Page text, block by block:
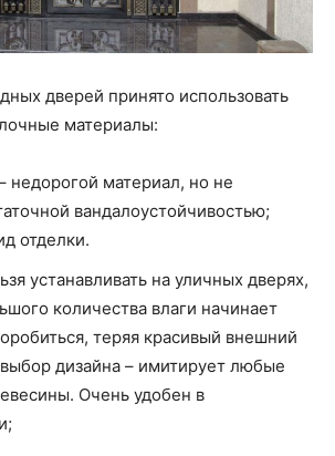
дверей принято использовать
материалы:
недорогой материал, но не
вандалоустойчивостью;
отделки.
устанавливать на уличных дверях,
количества влаги начинает
теряя красивый внешний
дизайна – имитирует любые
Очень удобен в